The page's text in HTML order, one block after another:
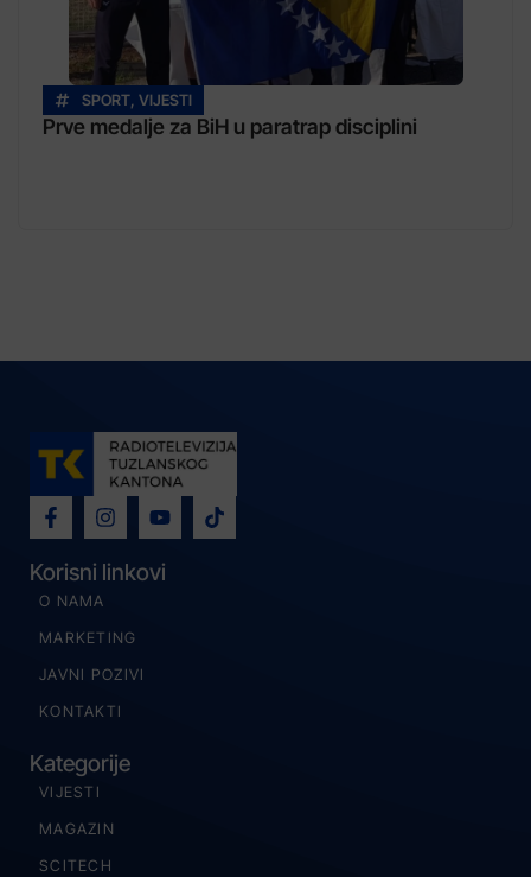
SPORT, VIJESTI
Prve medalje za BiH u paratrap disciplini
Korisni linkovi
O NAMA
MARKETING
JAVNI POZIVI
KONTAKTI
Kategorije
VIJESTI
MAGAZIN
SCITECH